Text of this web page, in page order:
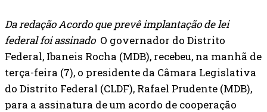
Da redaçãoAcordo que prevê implantação de lei
federal foi assinado O governador do Distrito
Federal, Ibaneis Rocha (MDB), recebeu, na manhã de
terça-feira (7), o presidente da Câmara Legislativa
do Distrito Federal (CLDF), Rafael Prudente (MDB),
para a assinatura de um acordo de cooperação